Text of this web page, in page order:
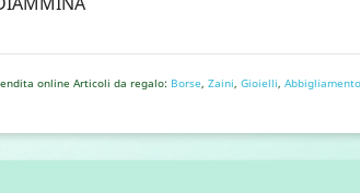
online Articoli da regalo: Borse, Zaini, Gioielli, Abbigliamento